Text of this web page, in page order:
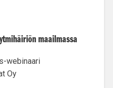
maailmassa
webinaari
Oy